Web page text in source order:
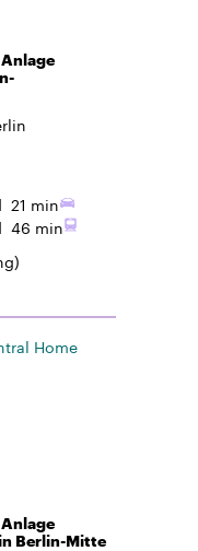
21 min
46 min
Home
Berlin-Mitte